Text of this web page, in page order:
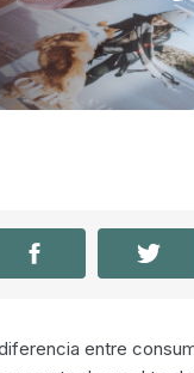
entre